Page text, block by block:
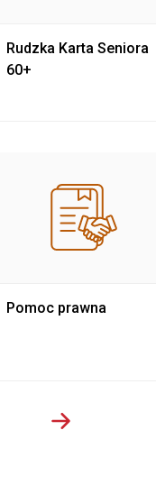
Rudzka Karta Seniora
60+
Pomoc prawna